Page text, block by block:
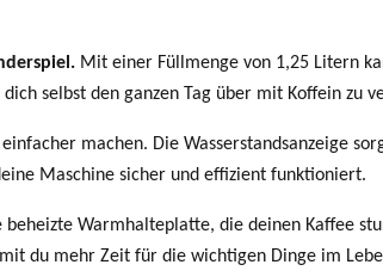
Mit einer Füllmenge von 1,25 Litern
selbst den ganzen Tag über mit Koffein zu
machen. Die Wasserstandsanzeige
Maschine sicher und effizient funktioniert.
Warmhalteplatte, die deinen Kaffee
du mehr Zeit für die wichtigen Dinge im